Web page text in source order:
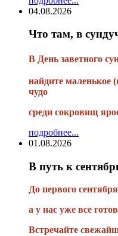
04.08.2026
Что там, в
В День заветного
найдите маленькое
чудо
среди сокровищ
подробнее...
01.08.2026
В путь к
До первого
а у нас уже все
Встречайте